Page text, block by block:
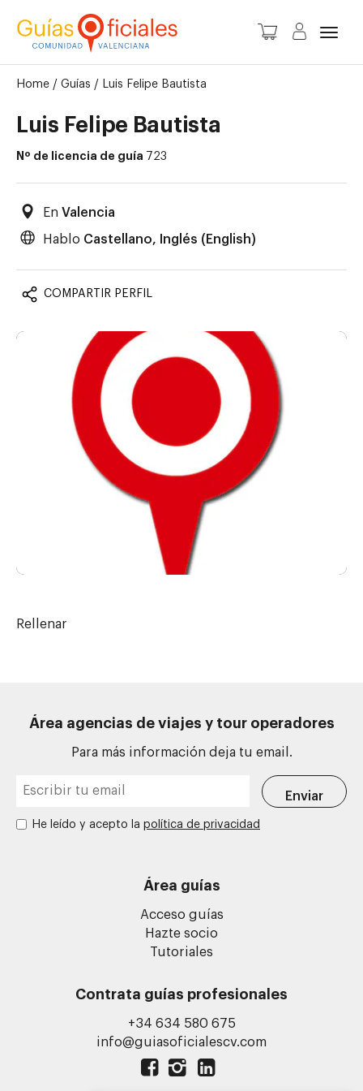
Home / Guías / Luis Felipe Bautista
Luis Felipe Bautista
Nº de licencia de guía 723
En Valencia
Hablo Castellano, Inglés (English)
COMPARTIR PERFIL
Rellenar
Área agencias de viajes y tour operadores
Para más información deja tu email.
He leído y acepto la política de privacidad
Área guías
Acceso guías
Hazte socio
Tutoriales
Contrata guías profesionales
+34 634 580 675
info@guiasoficialescv.com